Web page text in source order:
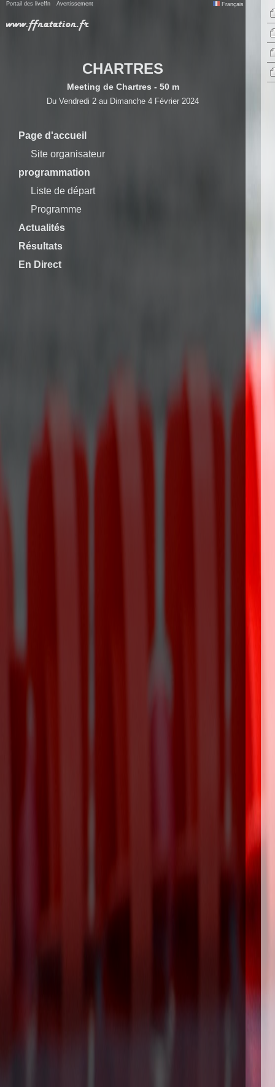
Portail des liveffn Avertissement Français
CHARTRES
Meeting de Chartres - 50 m
Du Vendredi 2 au Dimanche 4 Février 2024
Page d'accueil
Site organisateur
programmation
Liste de départ
Programme
Actualités
Résultats
En Direct